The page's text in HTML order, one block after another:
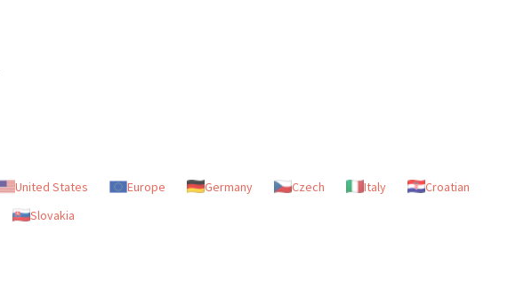
United States Europe Germany Czech Italy
Croatian
Slovakia